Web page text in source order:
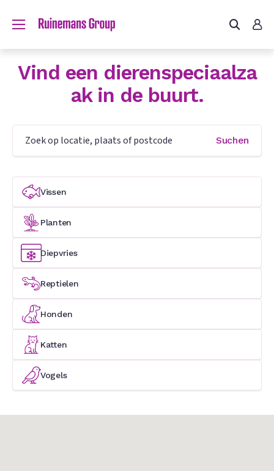
Vind een dierenspeciaalza
ak in de buurt.
Suchen
Vissen
Planten
Diepvries
Reptielen
Honden
Katten
Vogels